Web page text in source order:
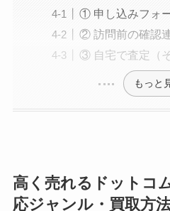
① 申し込みフォ
② 訪問前の確認
③ 自宅で査定（
もっと
高く売れるドットコ
応ジャンル・買取方法